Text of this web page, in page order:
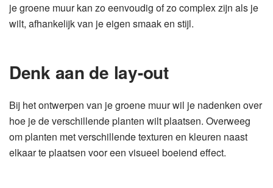
je groene muur kan zo eenvoudig of zo complex zijn als je
wilt, afhankelijk van je eigen smaak en stijl.
Denk aan de lay-out
Bij het ontwerpen van je groene muur wil je nadenken over
hoe je de verschillende planten wilt plaatsen. Overweeg
om planten met verschillende texturen en kleuren naast
elkaar te plaatsen voor een visueel boeiend effect.